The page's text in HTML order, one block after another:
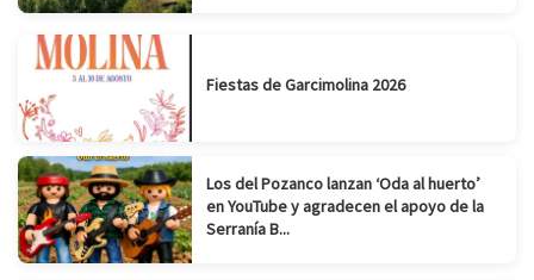
Fiestas de Garcimolina 2026
Los del Pozanco lanzan ‘Oda al huerto’
en YouTube y agradecen el apoyo de la
Serranía B...